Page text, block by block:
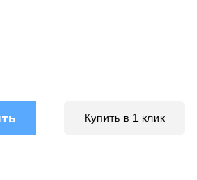
Купить в 1 клик